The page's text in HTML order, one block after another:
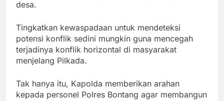
desa.
Tingkatkan kewaspadaan untuk mendeteksi
potensi konflik sedini mungkin guna mencegah
terjadinya konflik horizontal di masyarakat
menjelang Pilkada.
Tak hanya itu, Kapolda memberikan arahan
kepada personel Polres Bontang agar membangun